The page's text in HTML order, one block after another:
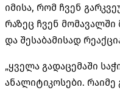
იმისა, რომ ჩვენ
რაზეც ჩვენ მომავალში
და შესაბამისად
„ყველა გადაცემაში
ანალიტიკოსები. რაიმე